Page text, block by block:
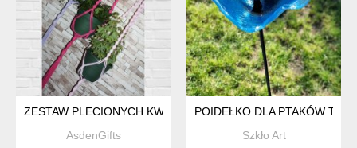
ZESTAW PLECIONYCH KWIETNIKÓW
AsdenGifts
POIDEŁKO DLA PTAKÓW
Szkło Art